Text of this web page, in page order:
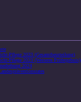
Pflege 2023 (Gesamtbeurteilung)
Pflege 2023 (Weiteres Prüfergebnis)
2024